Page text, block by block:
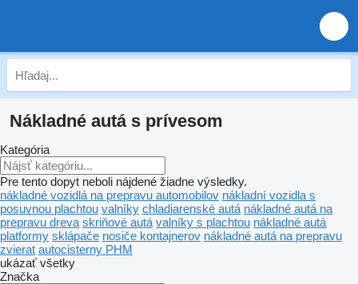
Nákladné autá s prívesom
Kategória
Pre tento dopyt neboli nájdené žiadne výsledky.
nákladné vozidlá na prepravu automobilov nákladní vozidla s
posuvnou plachtou valníky chladiarenské autá nákladné autá na
prepravu dreva skriňové autá valníky s plachtou nákladné autá
platformy sklápače nosiče kontajnerov nákladné autá na prepravu
zvierat autocisterny PHM
ukázať všetky
Značka